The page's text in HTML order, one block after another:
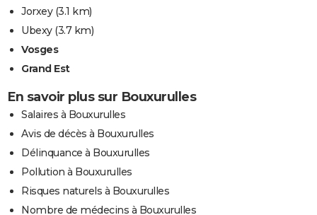
Jorxey(3.1 km)
Ubexy(3.7 km)
Vosges
Grand Est
En savoir plus sur Bouxurulles
Salaires à Bouxurulles
Avis de décès à Bouxurulles
Délinquance à Bouxurulles
Pollution à Bouxurulles
Risques naturels à Bouxurulles
Nombre de médecins à Bouxurulles